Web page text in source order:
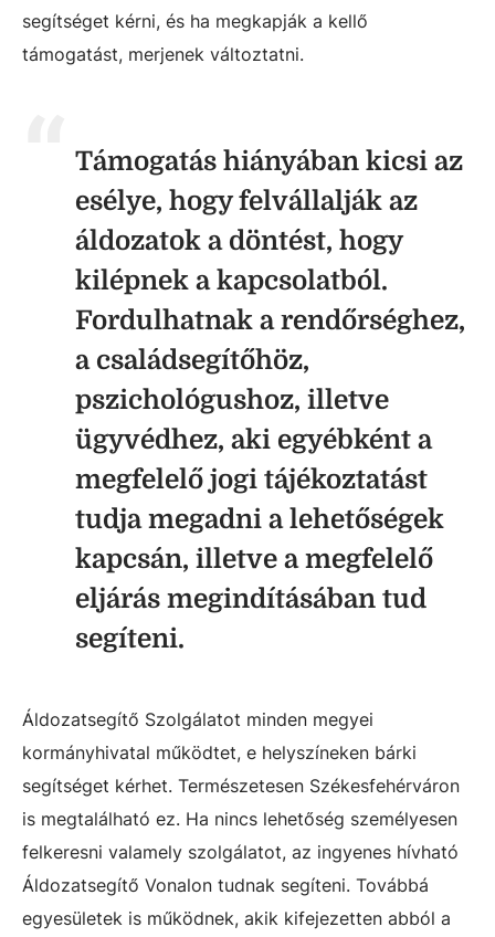
segítséget kérni, és ha megkapják a kellő
támogatást, merjenek változtatni.
Támogatás hiányában kicsi az
esélye, hogy felvállalják az
áldozatok a döntést, hogy
kilépnek a kapcsolatból.
Fordulhatnak a rendőrséghez,
a családsegítőhöz,
pszichológushoz, illetve
ügyvédhez, aki egyébként a
megfelelő jogi tájékoztatást
tudja megadni a lehetőségek
kapcsán, illetve a megfelelő
eljárás megindításában tud
segíteni.
Áldozatsegítő Szolgálatot minden megyei
kormányhivatal működtet, e helyszíneken bárki
segítséget kérhet. Természetesen Székesfehérváron
is megtalálható ez. Ha nincs lehetőség személyesen
felkeresni valamely szolgálatot, az ingyenes hívható
Áldozatsegítő Vonalon tudnak segíteni. Továbbá
egyesületek is működnek, akik kifejezetten abból a